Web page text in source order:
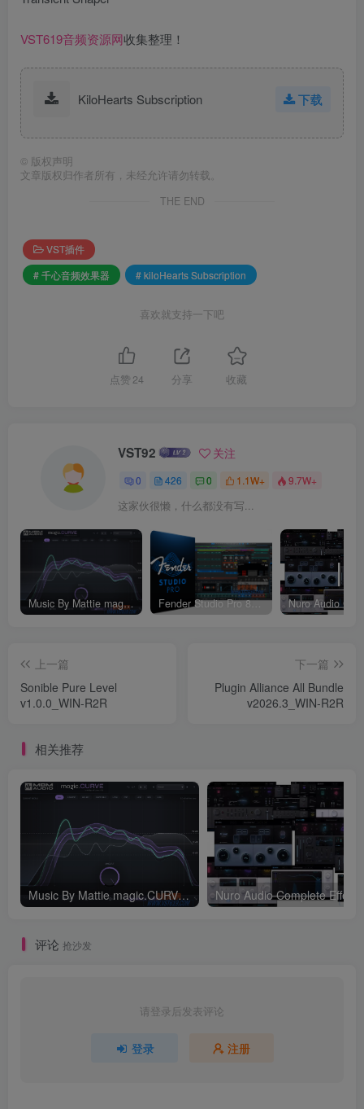
VST619音频资源网收集整理！
KiloHearts Subscription 下载
© 版权声明
文章版权归作者所有，未经允许请勿转载。
THE END
VST插件
# 千心音频效果器
# kiloHearts Subscription
喜欢就支持一下吧
点赞 24 分享 收藏
VST92 关注
0 426 0 1.1W+ 9.7W+
这家伙很懒，什么都没有写...
Music By Mattie magic.CURVE v1.0.2-WIN Fender Studio Pro 8 v8.1.1_WIN-R2R（2026.07.17更新）
上一篇
Sonible Pure Level
v1.0.0_WIN-R2R
下一篇
Plugin Alliance All Bundle
v2026.3_WIN-R2R
相关推荐
Music By Mattie magic.CURVE v1.0.2-WIN
评论 抢沙发
请登录后发表评论
登录 注册